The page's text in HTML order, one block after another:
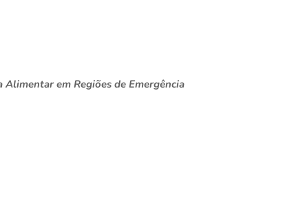
Alimentar em Regiões de Emergência